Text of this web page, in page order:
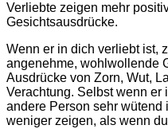
Verliebte zeigen mehr
Gesichtsausdrücke.
Wenn er in dich verliebt ist,
angenehme, wohlwollende
Ausdrücke von Zorn, Wut,
Verachtung. Selbst wenn er
andere Person sehr wütend
weniger zeigen, als wenn